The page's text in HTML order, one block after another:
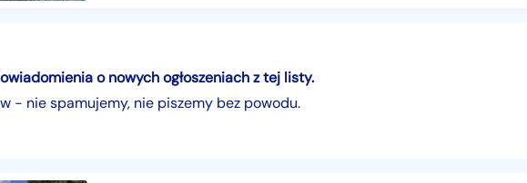
o nowych ogłoszeniach z tej listy.
- nie spamujemy, nie piszemy bez powodu.